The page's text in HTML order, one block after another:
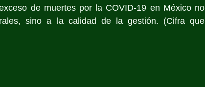
de muertes por la COVID-19 en México no
sino a la calidad de la gestión. (Cifra que